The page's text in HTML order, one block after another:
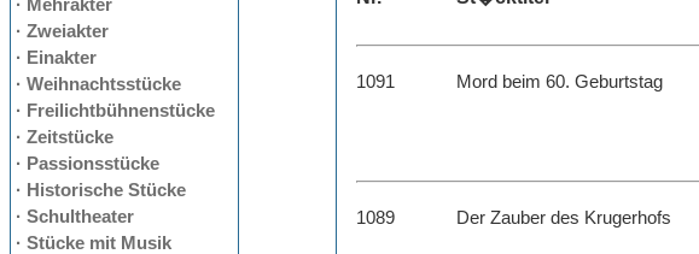
· Mehrakter
· Zweiakter
· Einakter
· Weihnachtsstücke
· Freilichtbühnenstücke
· Zeitstücke
· Passionsstücke
· Historische Stücke
· Schultheater
· Stücke mit Musik
1091 Mord beim 60. Geburtstag
1089 Der Zauber des Krugerhofs